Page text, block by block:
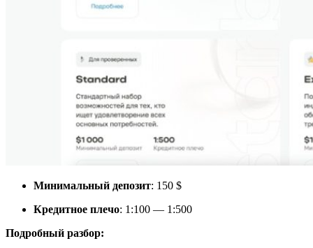
Минимальный депозит: 150 $
Кредитное плечо: 1:100 — 1:500
Подробный разбор: